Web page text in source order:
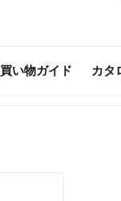
買い物ガイド カタ